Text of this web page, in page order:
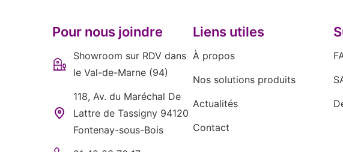
Pour nous joindre
Showroom sur RDV dans
le Val-de-Marne (94)
118, Av. du Maréchal De
Lattre de Tassigny 94120
Fontenay-sous-Bois
Liens utiles
À propos
Nos solutions produits
Actualités
Contact